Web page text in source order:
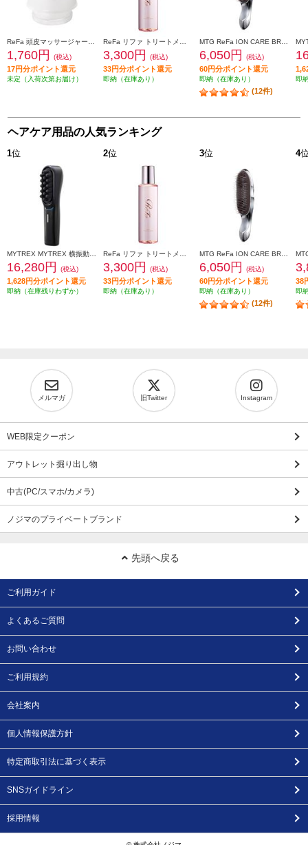
1,760円 (税込)
17円分ポイント還元
未定（入荷次第お届け）
3,300円 (税込)
33円分ポイント還元
即納（在庫あり）
6,050円 (税込)
60円分ポイント還元
即納（在庫あり）
(12件)
即
ヘアケア用品の人気ランキング
1位
16,280円 (税込)
1,628円分ポイント還元
即納（在庫残りわずか）
2位
3,300円 (税込)
33円分ポイント還元
即納（在庫あり）
3位
6,050円 (税込)
60円分ポイント還元
即納（在庫あり）
(12件)
4
38
即
メルマガ 旧Twitter Instagram
WEB限定クーポン
アウトレット掘り出し物
中古(PC/スマホ/カメラ)
ノジマのプライベートブランド
先頭へ戻る
ご利用ガイド
よくあるご質問
お問い合わせ
ご利用規約
会社案内
個人情報保護方針
特定商取引法に基づく表示
SNSガイドライン
採用情報